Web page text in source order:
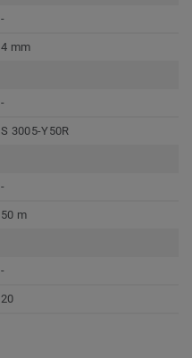
-
4 mm
-
S 3005-Y50R
-
50 m
-
20